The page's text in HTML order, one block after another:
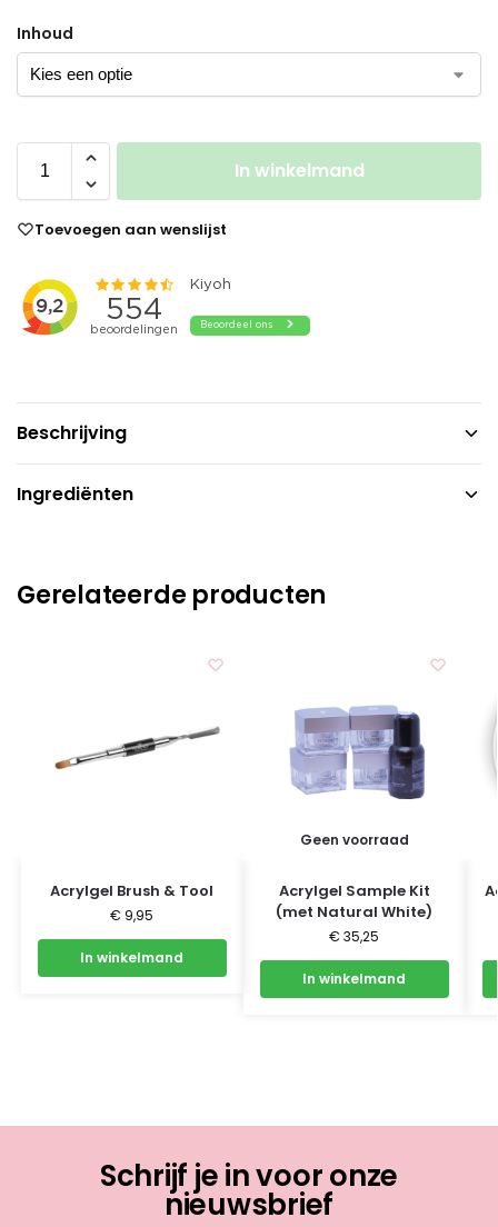
Inhoud
In winkelmand
Toevoegen aan wenslijst
Beschrijving
Ingrediënten
Gerelateerde producten
Acrylgel Brush & Tool
€ 9,95
In winkelmand
Geen voorraad
Acrylgel Sample Kit
(met Natural White)
€ 35,25
In winkelmand
Schrijf je in voor onze
nieuwsbrief